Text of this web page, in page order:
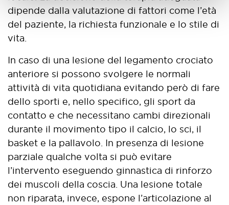
dipende dalla valutazione di fattori come l’età
del paziente, la richiesta funzionale e lo stile di
vita.
In caso di una lesione del legamento crociato
anteriore si possono svolgere le normali
attività di vita quotidiana evitando però di fare
dello sporti e, nello specifico, gli sport da
contatto e che necessitano cambi direzionali
durante il movimento tipo il calcio, lo sci, il
basket e la pallavolo. In presenza di lesione
parziale qualche volta si può evitare
l’intervento eseguendo ginnastica di rinforzo
dei muscoli della coscia. Una lesione totale
non riparata, invece, espone l’articolazione al